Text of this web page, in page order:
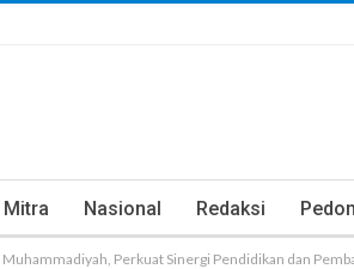
Mitra Nasional Redaksi
Perkuat Sinergi Pendidikan dan